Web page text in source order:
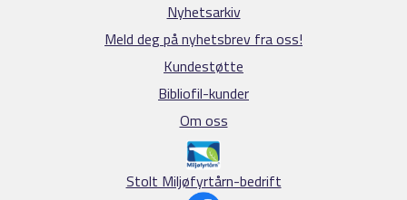
Nyhetsarkiv
Meld deg på nyhetsbrev fra oss!
Kundestøtte
Bibliofil-kunder
Om oss
Stolt Miljøfyrtårn-bedrift